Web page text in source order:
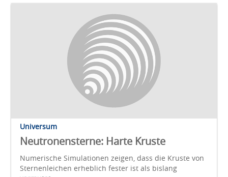
Universum
Neutronensterne: Harte Kruste
Numerische Simulationen zeigen, dass die Kruste von
Sternenleichen erheblich fester ist als bislang